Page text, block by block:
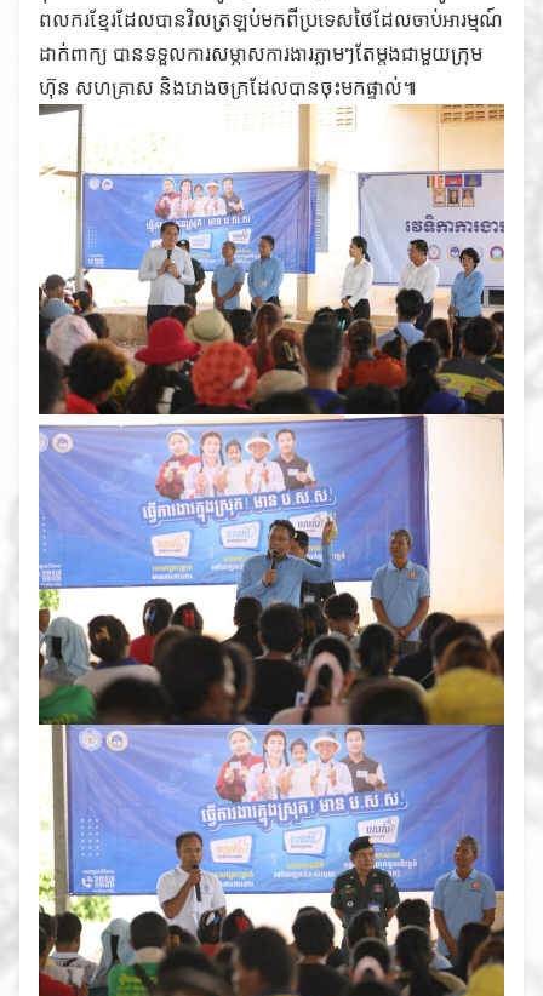
ពលករខ្មែរដែលបានវិលត្រឡប់មកពីប្រទេសថៃដែលចាប់អារម្មណ៍
ដាក់ពាក្យ បានទទួលការសម្ភាសការងារភ្លាមៗតែម្តងជាមួយក្រុម
ហ៊ុន សហគ្រាស និងរោងចក្រដែលបានចុះមកផ្ទាល់៕